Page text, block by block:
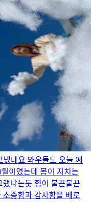
네요 와우들도 오늘 예
이였는데 몸이 지치는
냐는듯 힘이 불끈불끈
중함과 감사함을 배로